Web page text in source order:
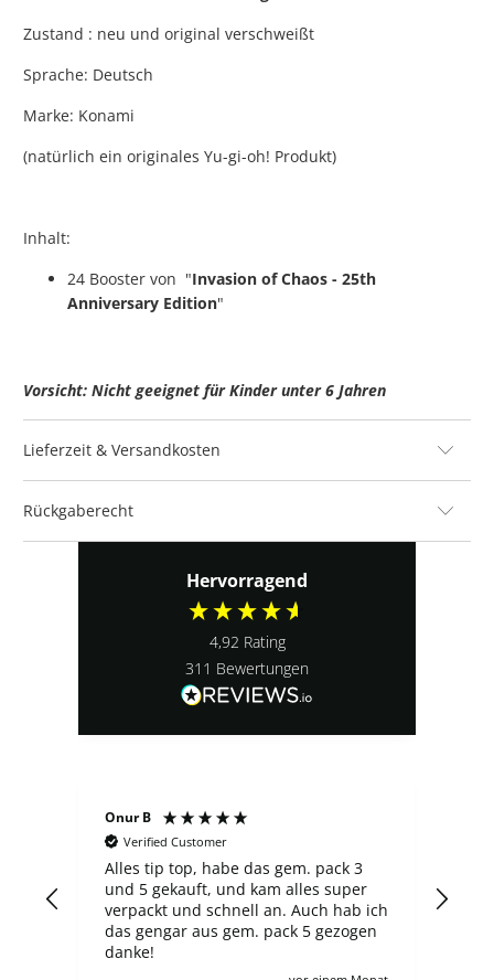
Zustand : neu und original verschweißt
Sprache: Deutsch
Marke: Konami
(natürlich ein originales Yu-gi-oh! Produkt)
Inhalt:
24 Booster von "Invasion of Chaos - 25th
Anniversary Edition"
Vorsicht: Nicht geeignet für Kinder unter 6 Jahren
Lieferzeit & Versandkosten
Rückgaberecht
Hervorragend
4,92 Rating
311 Bewertungen
Verified Customer
Alles tip top, habe das gem. pack 3
und 5 gekauft, und kam alles super
verpackt und schnell an. Auch hab ich
das gengar aus gem. pack 5 gezogen
finde ich